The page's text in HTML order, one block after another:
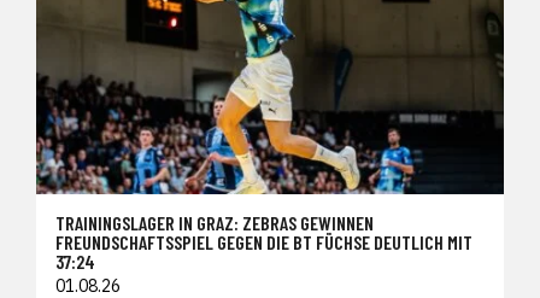
TRAININGSLAGER IN GRAZ: ZEBRAS GEWINNEN
FREUNDSCHAFTSSPIEL GEGEN DIE BT FÜCHSE DEUTLICH MIT
37:24
01.08.26